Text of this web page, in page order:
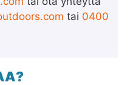
tai 0400